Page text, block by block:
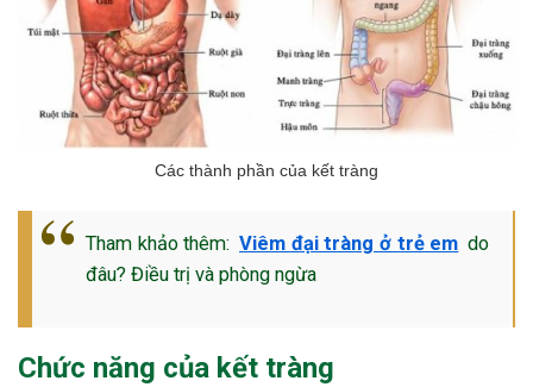
Các thành phần của kết tràng
Tham khảo thêm: Viêm đại tràng ở trẻ em do
đâu? Điều trị và phòng ngừa
Chức năng của kết tràng